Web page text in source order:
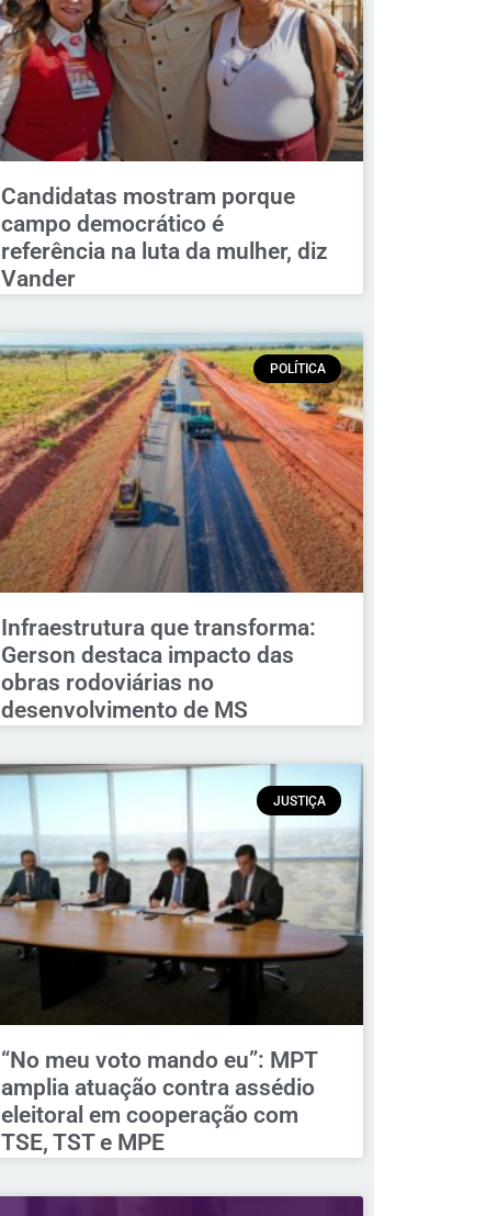
Candidatas mostram porque
campo democrático é
referência na luta da mulher, diz
Vander
POLÍTICA
Infraestrutura que transforma:
Gerson destaca impacto das
obras rodoviárias no
desenvolvimento de MS
JUSTIÇA
“No meu voto mando eu”: MPT
amplia atuação contra assédio
eleitoral em cooperação com
TSE, TST e MPE